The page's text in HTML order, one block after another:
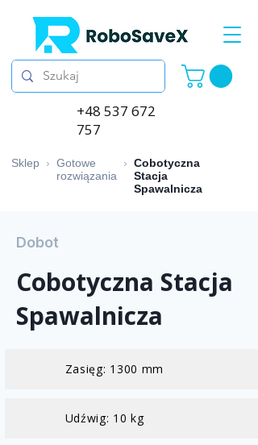
+48 537 672
757
Sklep › Gotowe
rozwiązania
› Cobotyczna
Stacja
Spawalnicza
Dobot
Cobotyczna Stacja
Spawalnicza
Zasięg: 1300 mm
Udźwig: 10 kg